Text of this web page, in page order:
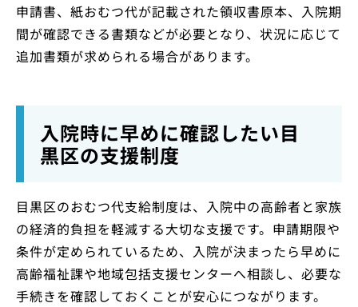
申請書、紙おむつ代が記載された領収書原本、入院期
間が確認できる書類などが必要となり、状況に応じて
追加書類が求められる場合があります。
入院時に早めに確認したい目
黒区の支援制度
目黒区のおむつ代支給制度は、入院中の高齢者と家族
の経済的負担を軽減する大切な支援です。申請期限や
条件が定められているため、入院が決まったら早めに
高齢福祉課や地域包括支援センターへ相談し、必要な
手続きを確認しておくことが安心につながります。